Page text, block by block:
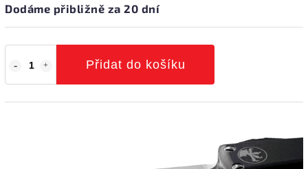
Dodáme přibližně za 20 dní
Přidat do košíku